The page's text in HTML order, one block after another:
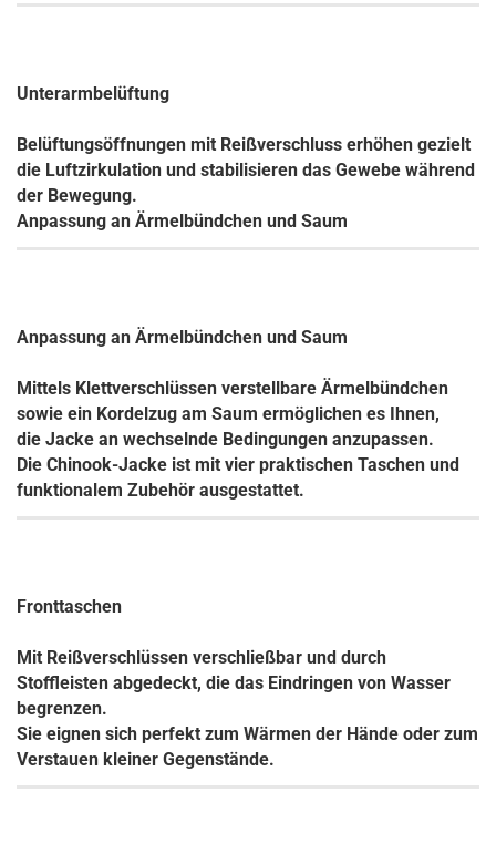
Unterarmbelüftung
Belüftungsöffnungen mit Reißverschluss erhöhen gezielt
die Luftzirkulation und stabilisieren das Gewebe während
der Bewegung.
Anpassung an Ärmelbündchen und Saum
Anpassung an Ärmelbündchen und Saum
Mittels Klettverschlüssen verstellbare Ärmelbündchen
sowie ein Kordelzug am Saum ermöglichen es Ihnen,
die Jacke an wechselnde Bedingungen anzupassen.
Die Chinook-Jacke ist mit vier praktischen Taschen und
funktionalem Zubehör ausgestattet.
Fronttaschen
Mit Reißverschlüssen verschließbar und durch
Stoffleisten abgedeckt, die das Eindringen von Wasser
begrenzen.
Sie eignen sich perfekt zum Wärmen der Hände oder zum
Verstauen kleiner Gegenstände.